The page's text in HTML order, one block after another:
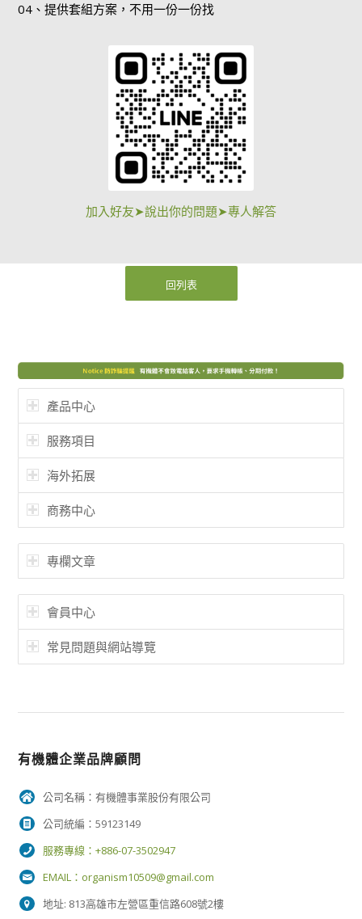
04、提供套組方案，不用一份一份找
加入好友➤說出你的問題➤專人解答
回列表
產品中心
服務項目
海外拓展
商務中心
專欄文章
會員中心
常見問題與網站導覽
有機體企業品牌顧問
公司名稱：有機體事業股份有限公司
公司統編：59123149
服務專線：+886-07-3502947
EMAIL： organism10509@gmail.com
地址: 813高雄市左營區重信路608號2樓